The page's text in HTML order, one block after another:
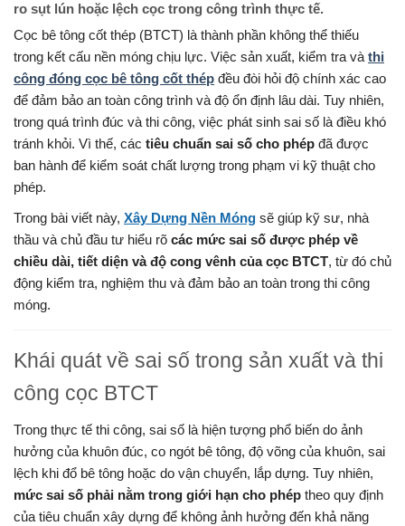
ro sụt lún hoặc lệch cọc trong công trình thực tế.
Cọc bê tông cốt thép (BTCT) là thành phần không thể thiếu
trong kết cấu nền móng chịu lực. Việc sản xuất, kiểm tra và thi
công đóng cọc bê tông cốt thép đều đòi hỏi độ chính xác cao
để đảm bảo an toàn công trình và độ ổn định lâu dài. Tuy nhiên,
trong quá trình đúc và thi công, việc phát sinh sai số là điều khó
tránh khỏi. Vì thế, các tiêu chuẩn sai số cho phép đã được
ban hành để kiểm soát chất lượng trong phạm vi kỹ thuật cho
phép.
Trong bài viết này, Xây Dựng Nền Móng sẽ giúp kỹ sư, nhà
thầu và chủ đầu tư hiểu rõ các mức sai số được phép về
chiều dài, tiết diện và độ cong vênh của cọc BTCT, từ đó chủ
động kiểm tra, nghiệm thu và đảm bảo an toàn trong thi công
móng.
Khái quát về sai số trong sản xuất và thi
công cọc BTCT
Trong thực tế thi công, sai số là hiện tượng phổ biến do ảnh
hưởng của khuôn đúc, co ngót bê tông, độ võng của khuôn, sai
lệch khi đổ bê tông hoặc do vận chuyển, lắp dựng. Tuy nhiên,
mức sai số phải nằm trong giới hạn cho phép theo quy định
của tiêu chuẩn xây dựng để không ảnh hưởng đến khả năng